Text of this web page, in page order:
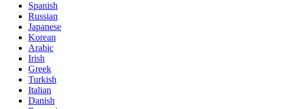
Spanish
Russian
Japanese
Korean
Arabic
Irish
Greek
Turkish
Italian
Danish